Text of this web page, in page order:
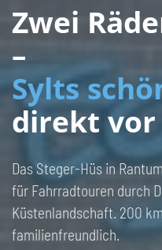
Zwei
–
Sylts
direkt vor
Das Steger-Hüs in
für Fahrradtouren durch
Küstenlandschaft. 200
familienfreundlich.